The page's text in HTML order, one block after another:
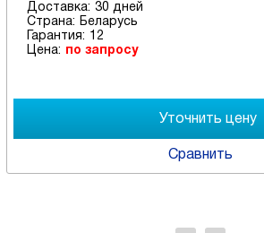
Доставка: 30 дней
Страна:
Беларусь
Гарантия:
12
Цена:
по запросу
Сравнить